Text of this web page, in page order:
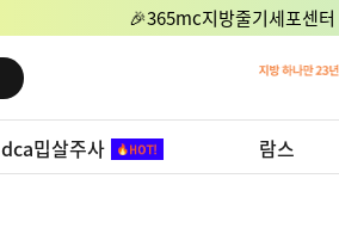
🎉365mc지방줄기세포센
dca밉살주사 람스